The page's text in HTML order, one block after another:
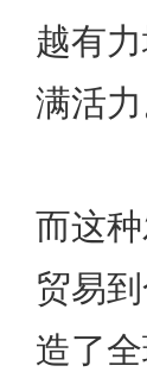
越有
满活力
而这
贸易
造了